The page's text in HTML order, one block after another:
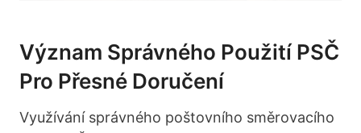
Význam Správného Použití PSČ
Pro Přesné Doručení
Využívání správného poštovního směrovacího